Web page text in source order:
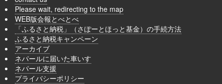
Please wait, redirecting to the map
WEB版会報とべとべ
「ふるさと納税」（さぽーとほっと基金）の手続方法
ふるさと納税キャンペーン
アーカイブ
ネパールに届いた車いす
ネパール支援
プライバシーポリシー